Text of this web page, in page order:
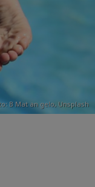
B Mat an gelo, Unsplash